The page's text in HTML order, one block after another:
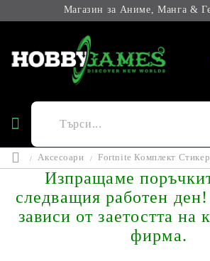
Магазин за Аниме, Манга &
Аксесоари Fortnite Комплект
Изпращаме
следващия работен ден!
зависи от заетостта на
фирма.